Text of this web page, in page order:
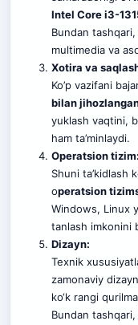
Intel Core i3-
Bundan
multimedia va
Xotira va
Ko’p vazifani
bilan
yuklash vaqtini,
ham ta’minlaydi.
Operatsion tizim:
Shuni ta’kidlash
operatsion
Windows, Linux
tanlash imkonini
Dizayn:
Texnik
zamonaviy
ko‘k rangi
Bundan